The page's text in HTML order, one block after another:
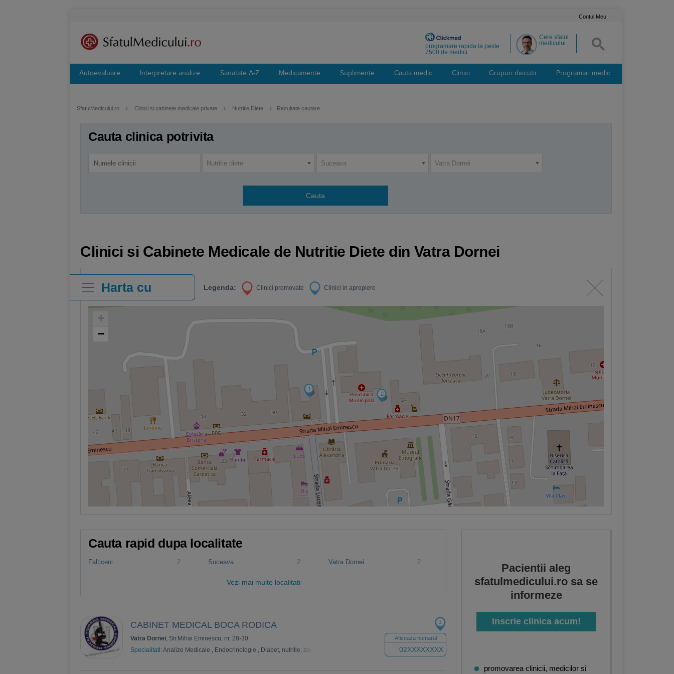
Contul Meu
Cere sfatul
medicului
programare rapida la peste
7500 de medici
Autoevaluare Interpretare analize Sanatate A-Z Medicamente Suplimente Cauta medic Clinici Grupuri discutii Programari medic
SfatulMedicului.ro › Clinici si cabinete medicale private › Nutritie Diete › Rezultate cautare
Cauta clinica potrivita
Nutritie diete Suceava Vatra Dornei
Clinici si Cabinete Medicale de Nutritie Diete din Vatra Dornei
Harta cu
clinici
Legenda: Clinici promovate Clinici in apropiere
1
2
+
−
Cauta rapid dupa localitate
Falticeni 2 Suceava 2 Vatra Dornei 2
Vezi mai multe localitati
CABINET MEDICAL BOCA RODICA
Vatra Dornei, Str.Mihai Eminescu, nr. 28-30
Specialitati:Analize Medicale , Endocrinologie , Diabet, nutritie, boli metabolice Gastroenterologie,
Afiseaza numarul
02XXXXXXXX
1
Pacientii aleg
sfatulmedicului.ro sa se
informeze
Inscrie clinica acum!
promovarea clinicii, medicilor si